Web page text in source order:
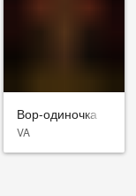
Вор-одиночка
VA